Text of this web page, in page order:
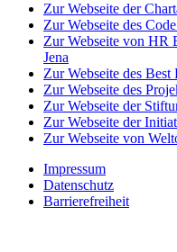
Zur Webseite der
Zur Webseite des
Zur Webseite von HR
Jena
Zur Webseite des
Zur Webseite des
Zur Webseite der
Zur Webseite der
Zur Webseite von
Impressum
Datenschutz
Barrierefreiheit